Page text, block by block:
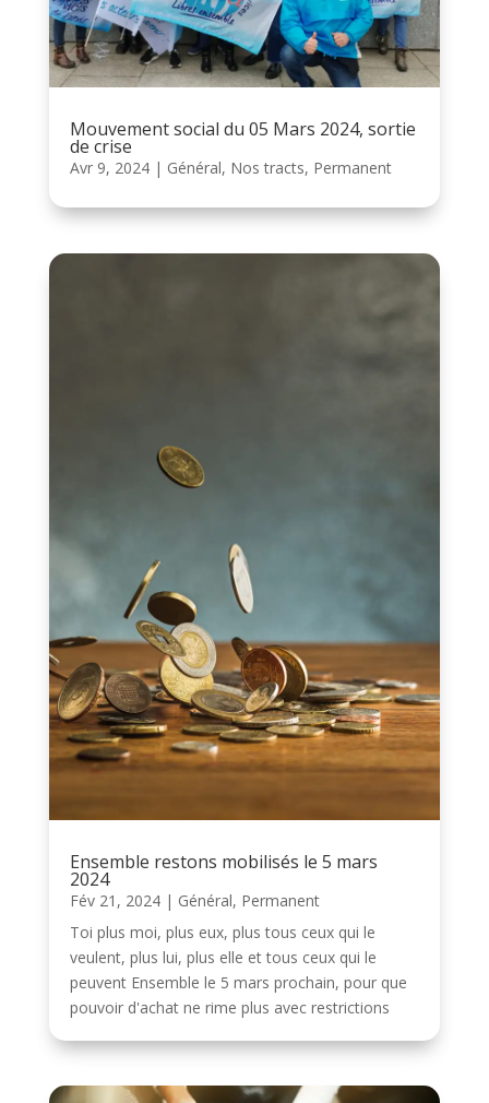
Mouvement social du 05 Mars 2024, sortie
de crise
Avr 9, 2024| Général, Nos tracts, Permanent
Ensemble restons mobilisés le 5 mars
2024
Fév 21, 2024| Général, Permanent
Toi plus moi, plus eux, plus tous ceux qui le
veulent, plus lui, plus elle et tous ceux qui le
peuvent Ensemble le 5 mars prochain, pour que
pouvoir d'achat ne rime plus avec restrictions